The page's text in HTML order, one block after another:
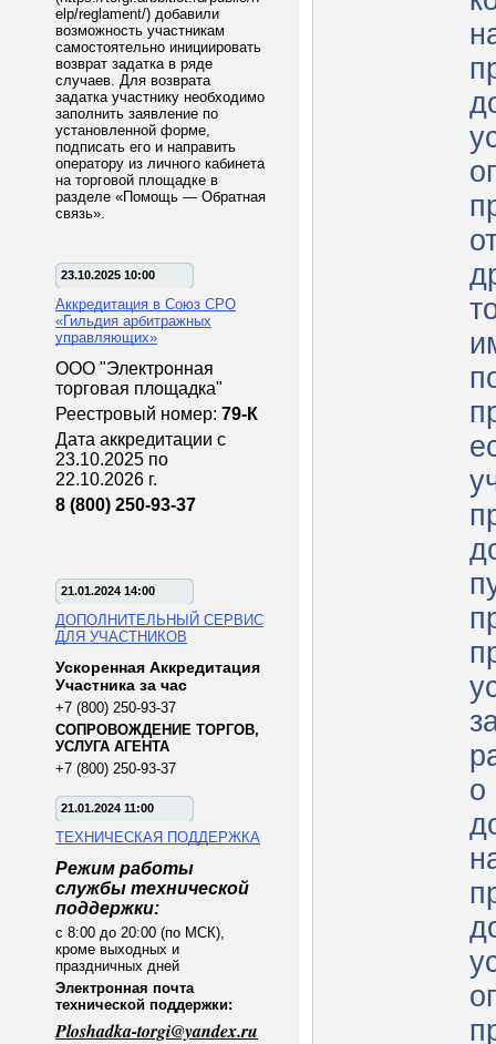
elp/reglament/) добавили
возможность участникам
самостоятельно инициировать
возврат задатка в ряде
случаев. Для возврата
задатка участнику необходимо
заполнить заявление по
установленной форме,
подписать его и направить
оператору из личного кабинета
на торговой площадке в
разделе «Помощь — Обратная
связь».
23.10.2025 10:00
Аккредитация в Союз СРО
«Гильдия арбитражных
управляющих»
ООО "Электронная
торговая площадка"
Реестровый номер: 79-К
Дата аккредитации с
23.10.2025 по
22.10.2026 г.
8 (800) 250-93-37
21.01.2024 14:00
ДОПОЛНИТЕЛЬНЫЙ СЕРВИС
ДЛЯ УЧАСТНИКОВ
Ускоренная Аккредитация
Участника за час
+7 (800) 250-93-37
СОПРОВОЖДЕНИЕ ТОРГОВ,
УСЛУГА АГЕНТА
+7 (800) 250-93-37
21.01.2024 11:00
ТЕХНИЧЕСКАЯ ПОДДЕРЖКА
Режим работы
службы технической
поддержки:
с 8:00 до 20:00 (по МСК),
кроме выходных и
праздничных дней
Электронная почта
технической поддержки:
Ploshadka-torgi@yandex.ru
о